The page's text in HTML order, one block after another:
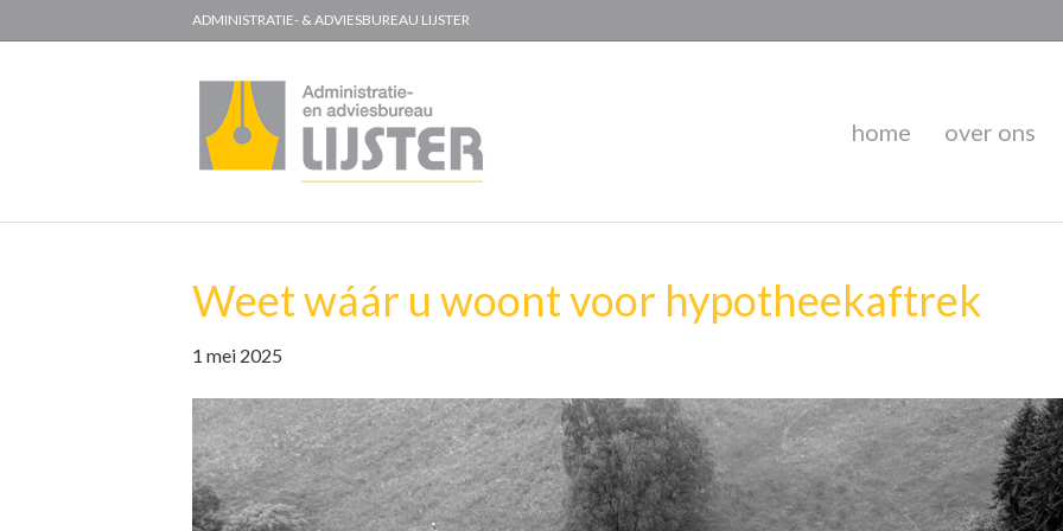
ADMINISTRATIE- & ADVIESBUREAU LIJSTER
home over ons
Weet wáár u woont voor hypotheekaftrek
1 mei 2025